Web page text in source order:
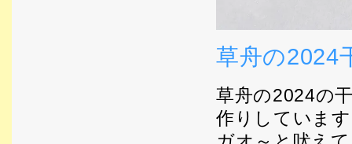
草舟の2024
草舟の2024の
作りしていま